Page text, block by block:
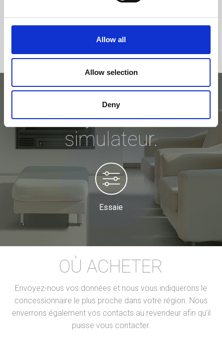
Allow all
Allow selection
Deny
Essayez avec le
simulateur.
Essaie
OÙ ACHETER
Envoyez-nous vos données et nous vous indiquerons le
concessionnaire le plus proche dans votre région. Nous
enverrons également vos contacts au revendeur afin qu'il
puisse vous contacter.